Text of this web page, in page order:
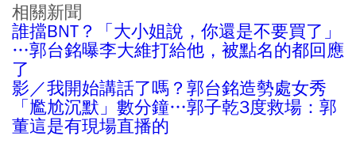
相關新聞
誰擋BNT？「大小姐說，你還是不要買了」
…郭台銘曝李大維打給他，被點名的都回應
了
影／我開始講話了嗎？郭台銘造勢處女秀
「尷尬沉默」數分鐘…郭子乾3度救場：郭
董這是有現場直播的